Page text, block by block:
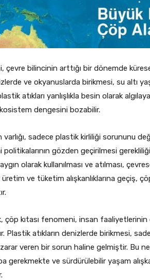
çevre bilincinin arttığı bir dönemde
ve okyanuslarda birikmesi, su altı
atıkları yanlışlıkla besin olarak
dengesini bozabilir.
varlığı, sadece plastik kirliliği sorununu
gözden geçirilmesi
olarak kullanılması ve atılması,
ve tüketim alışkanlıklarına geçiş,
çöp kıtası fenomeni, insan faaliyetlerinin
Plastik atıkların denizlerde birikmesi,
veren bir sorun haline gelmiştir. Bu
gerekmekte ve sürdürülebilir yaşam